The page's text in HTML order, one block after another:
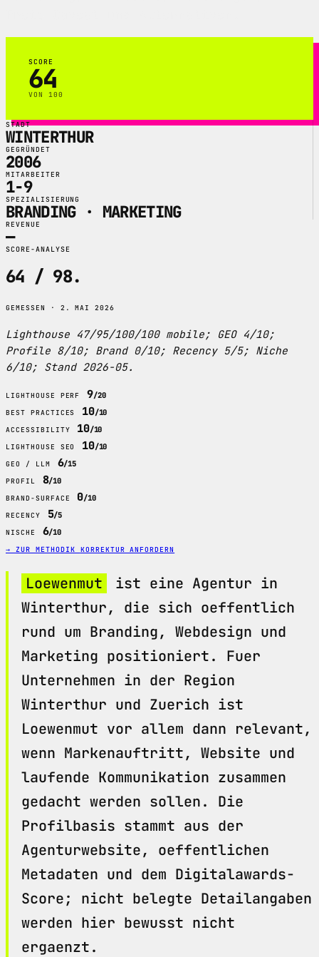
SCORE
64
VON 100
STADT
WINTERTHUR
GEGRÜNDET
2006
MITARBEITER
1-9
SPEZIALISIERUNG
BRANDING · MARKETING
REVENUE
—
SCORE-ANALYSE
64 / 98.
GEMESSEN · 2. MAI 2026
Lighthouse 47/95/100/100 mobile; GEO 4/10;
Profile 8/10; Brand 0/10; Recency 5/5; Niche
6/10; Stand 2026-05.
LIGHTHOUSE PERF 9/20
BEST PRACTICES 10/10
ACCESSIBILITY 10/10
LIGHTHOUSE SEO 10/10
GEO / LLM 6/15
PROFIL 8/10
BRAND-SURFACE 0/10
RECENCY 5/5
NISCHE 6/10
→ ZUR METHODIK KORREKTUR ANFORDERN
Loewenmut
ist eine Agentur in
Winterthur, die sich oeffentlich
rund um Branding, Webdesign und
Marketing positioniert. Fuer
Unternehmen in der Region
Winterthur und Zuerich ist
Loewenmut vor allem dann relevant,
wenn Markenauftritt, Website und
laufende Kommunikation zusammen
gedacht werden sollen. Die
Profilbasis stammt aus der
Agenturwebsite, oeffentlichen
Metadaten und dem Digitalawards-
Score; nicht belegte Detailangaben
werden hier bewusst nicht
ergaenzt.